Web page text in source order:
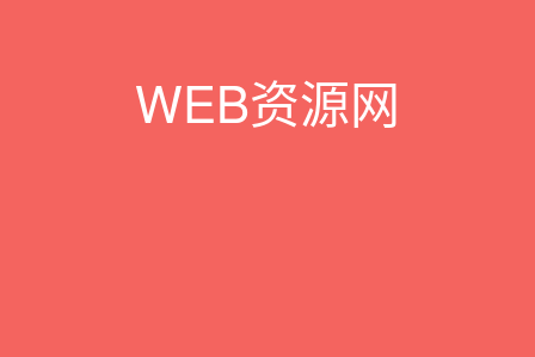
WEB资源网